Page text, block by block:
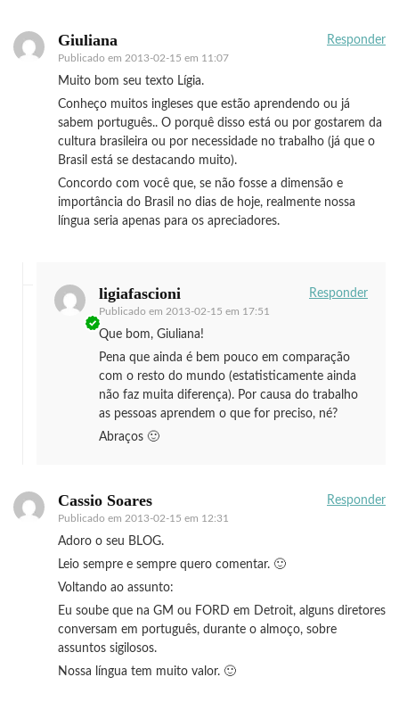
Giuliana
Publicado em 2013-02-15 em 11:07
Responder
Muito bom seu texto Lígia.
Conheço muitos ingleses que estão aprendendo ou já
sabem português.. O porquê disso está ou por gostarem da
cultura brasileira ou por necessidade no trabalho (já que o
Brasil está se destacando muito).
Concordo com você que, se não fosse a dimensão e
importância do Brasil no dias de hoje, realmente nossa
língua seria apenas para os apreciadores.
ligiafascioni
Publicado em 2013-02-15 em 17:51
Responder
Que bom, Giuliana!
Pena que ainda é bem pouco em comparação
com o resto do mundo (estatisticamente ainda
não faz muita diferença). Por causa do trabalho
as pessoas aprendem o que for preciso, né?
Abraços 🙂
Cassio Soares
Publicado em 2013-02-15 em 12:31
Responder
Adoro o seu BLOG.
Leio sempre e sempre quero comentar. 🙂
Voltando ao assunto:
Eu soube que na GM ou FORD em Detroit, alguns diretores
conversam em português, durante o almoço, sobre
assuntos sigilosos.
Nossa língua tem muito valor. 🙂